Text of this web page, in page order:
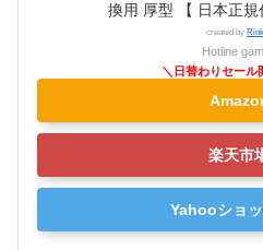
換用 厚型 【 日本正規
created by
Hotline
楽天市
Yahooショ